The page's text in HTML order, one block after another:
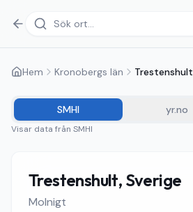
Hem Kronobergs län Trestenshult
SMHI yr.no
Visar data från SMHI
Trestenshult, Sverige
Molnigt